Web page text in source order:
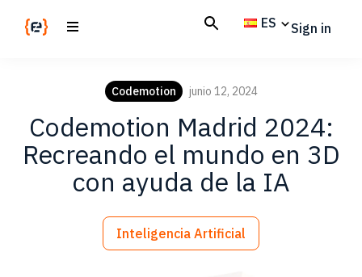
future.
Together
ES Sign in
Codemotion junio 12, 2024
Codemotion Madrid 2024:
Recreando el mundo en 3D
con ayuda de la IA
Inteligencia Artificial